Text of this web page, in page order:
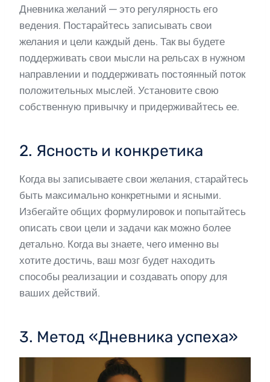
Дневника желаний — это регулярность его
ведения. Постарайтесь записывать свои
желания и цели каждый день. Так вы будете
поддерживать свои мысли на рельсах в нужном
направлении и поддерживать постоянный поток
положительных мыслей. Установите свою
собственную привычку и придерживайтесь ее.
2. Ясность и конкретика
Когда вы записываете свои желания, старайтесь
быть максимально конкретными и ясными.
Избегайте общих формулировок и попытайтесь
описать свои цели и задачи как можно более
детально. Когда вы знаете, чего именно вы
хотите достичь, ваш мозг будет находить
способы реализации и создавать опору для
ваших действий.
3. Метод «Дневника успеха»